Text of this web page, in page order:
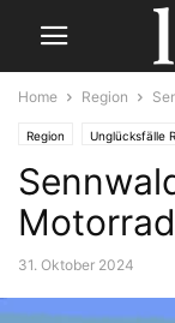
Home Region
Region Unglücksfälle
31. Oktober 2024